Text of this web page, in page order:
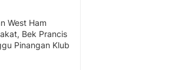
West Ham
Bek Prancis
Pinangan Klub